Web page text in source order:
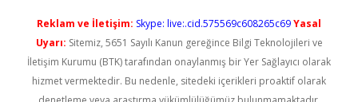
Reklam ve İletişim: Skype: live:.cid.575569c608265c69Yasal
Uyarı: Sitemiz, 5651 Sayılı Kanun gereğince Bilgi Teknolojileri ve
İletişim Kurumu (BTK) tarafından onaylanmış bir Yer Sağlayıcı olarak
hizmet vermektedir. Bu nedenle, sitedeki içerikleri proaktif olarak